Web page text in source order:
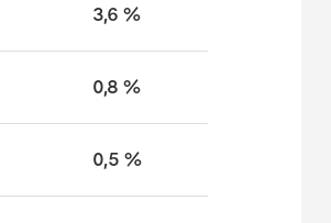
3,6 %
0,8 %
0,5 %